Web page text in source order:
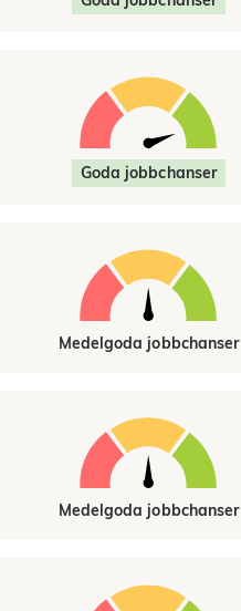
Goda jobbchanser
Medelgoda jobbchanser
Medelgoda jobbchanser